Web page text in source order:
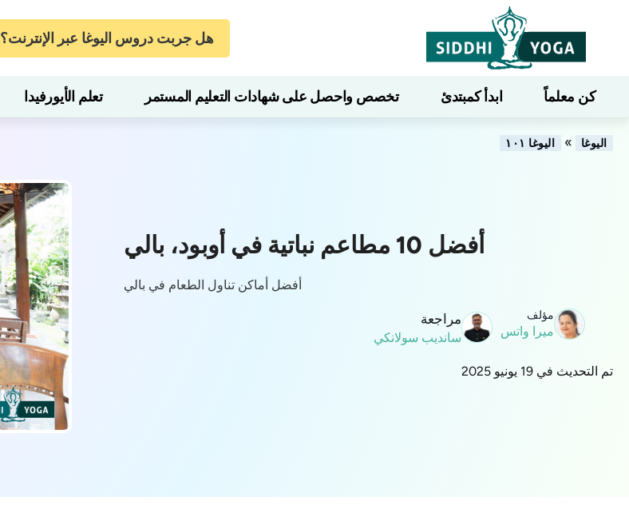
هل جربت دروس اليوغا عبر الإنترنت؟
كن معلماً ابدأ كمبتدئ تخصص واحصل على شهادات التعليم المستمر تعلم الأيورفيدا
اليوغا » اليوغا ١٠١
أفضل 10 مطاعم نباتية في أوبود، بالي
أفضل أماكن تناول الطعام في بالي
مؤلف
ميرا واتس
مراجعة
سانديب سولانكي
تم التحديث في 19 يونيو 2025